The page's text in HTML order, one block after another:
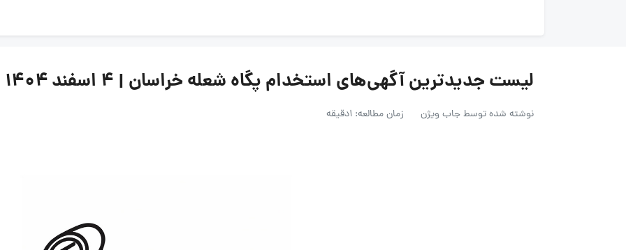
لیست جدیدترین آگهی‌های استخدام پگاه شعله خراسان | 4 اسفند ۱۴۰۴
نوشته شده توسطجاب ویژن زمان مطالعه: 1دقیقه